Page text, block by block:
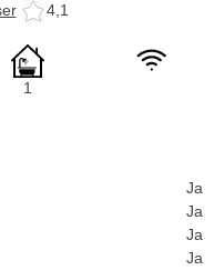
4,1
1
Ja
Ja
Ja
Ja